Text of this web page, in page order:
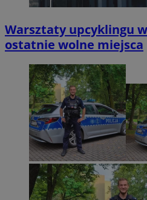
Warsztaty upcyklingu
ostatnie wolne miejsca